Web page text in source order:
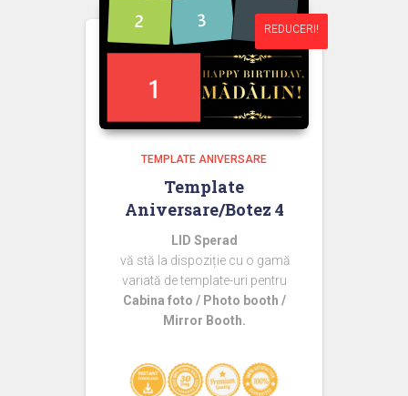
REDUCERI!
REDUCERI!
TEMPLATE ANIVERSARE
Template
Aniversare/Botez 4
LID Sperad
vă stă la dispoziție cu o gamă
variată de template-uri pentru
Cabina foto / Photo booth /
Mirror Booth.